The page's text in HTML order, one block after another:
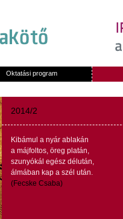
Oktatási program
2014/2
Kibámul a nyár ablakán
a májfoltos, öreg platán,
szunyókál egész délután,
álmában kap a szél után.
(Fecske Csaba)